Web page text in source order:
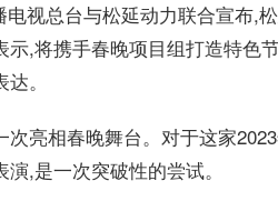
电视总台与松延动力联合宣布,
示,将携手春晚项目组打造特色
。
次亮相春晚舞台。对于这家
,是一次突破性的尝试。